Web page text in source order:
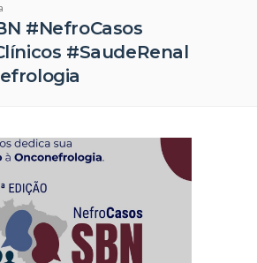
#NefroCasos
#SaudeRenal